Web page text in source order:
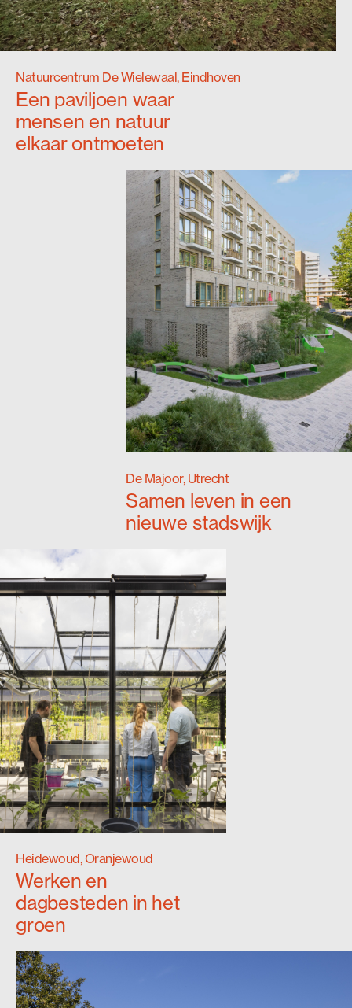
Natuurcentrum De Wielewaal, Eindhoven
Een paviljoen waar
mensen en natuur
elkaar ontmoeten
De Majoor, Utrecht
Samen leven in een
nieuwe stadswijk
Heidewoud, Oranjewoud
Werken en
dagbesteden in het
groen